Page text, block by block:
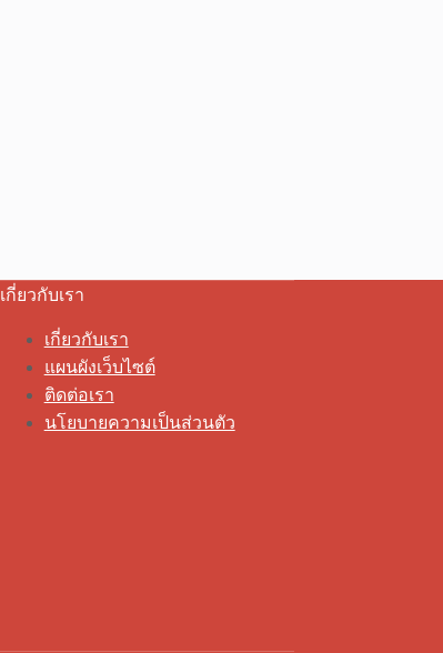
เกี่ยวกับเรา
เกี่ยวกับเรา
แผนผังเว็บไซต์
ติดต่อเรา
นโยบายความเป็นส่วนตัว